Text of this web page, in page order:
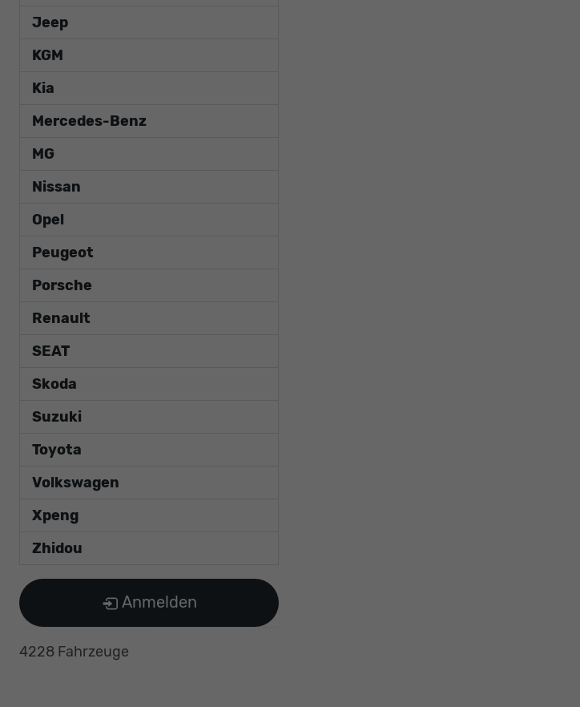
Jeep
KGM
Kia
Mercedes-Benz
MG
Nissan
Opel
Peugeot
Porsche
Renault
SEAT
Skoda
Suzuki
Toyota
Volkswagen
Xpeng
Zhidou
Anmelden
4228 Fahrzeuge